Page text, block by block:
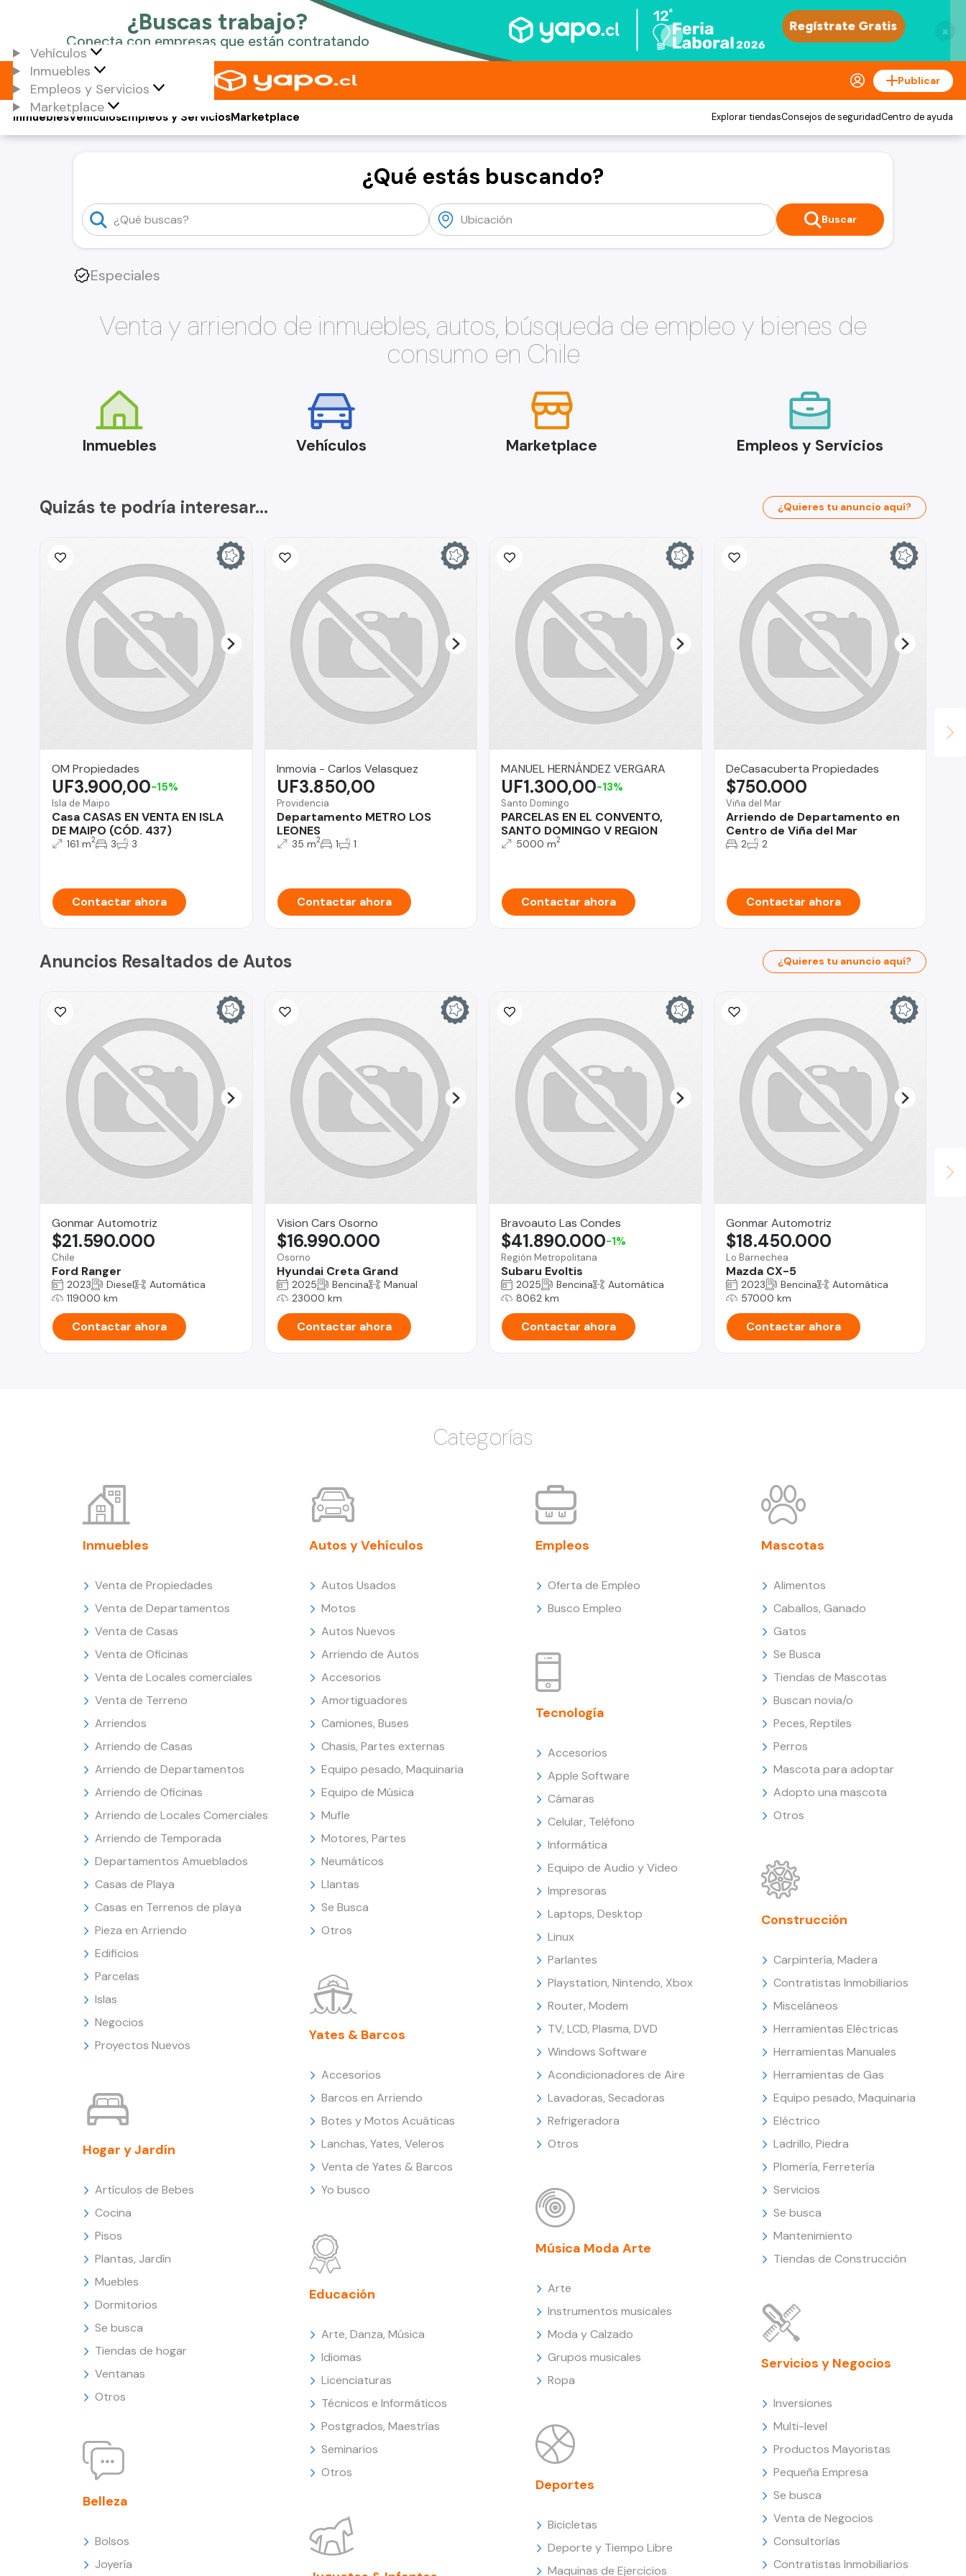
×
Vehículos
Inmuebles
Empleos y Servicios
Marketplace
Publicar
Vehículos
Inmuebles Empleos y ServiciosMarketplace Explorar tiendasConsejos de seguridadCentro de ayuda
¿Qué estás buscando?
Buscar
Especiales
Venta y arriendo de inmuebles, autos, búsqueda de empleo y bienes de
consumo en Chile
Inmuebles Vehículos Marketplace Empleos y Servicios
Quizás te podría interesar... ¿Quieres tu anuncio aquí?
OM Propiedades
Isla de Maipo
Casa CASAS EN VENTA EN ISLA
DE MAIPO (CÓD. 437)
UF3.900,00-15%
161 m2 3 3
Contactar ahora
Inmovia - Carlos Velasquez
Providencia
Departamento METRO LOS
LEONES
UF3.850,00
35 m2 1 1
Contactar ahora
MANUEL HERNÁNDEZ VERGARA
Santo Domingo
PARCELAS EN EL CONVENTO,
SANTO DOMINGO V REGION
UF1.300,00-13%
5000 m2
Contactar ahora
DeCasacuberta Propiedades
Viña del Mar
Arriendo de Departamento en
Centro de Viña del Mar
$750.000
2 2
Contactar ahora
Anuncios Resaltados de Autos ¿Quieres tu anuncio aquí?
Gonmar Automotriz
Chile
Ford Ranger
$21.590.000
2023 Diesel
Automática
119000 km
Contactar ahora
Vision Cars Osorno
Osorno
Hyundai Creta Grand
$16.990.000
2025 Bencina
Manual
23000 km
Contactar ahora
Bravoauto Las Condes
Región Metropolitana
Subaru Evoltis
$41.890.000-1%
2025 Bencina
Automática
8062 km
Contactar ahora
Gonmar Automotriz
Lo Barnechea
Mazda CX-5
$18.450.000
2023 Bencina
Automática
57000 km
Contactar ahora
Categorías
Inmuebles
Venta de Propiedades
Venta de Departamentos
Venta de Casas
Venta de Oficinas
Venta de Locales comerciales
Venta de Terreno
Arriendos
Arriendo de Casas
Arriendo de Departamentos
Arriendo de Oficinas
Arriendo de Locales Comerciales
Arriendo de Temporada
Departamentos Amueblados
Casas de Playa
Casas en Terrenos de playa
Pieza en Arriendo
Edificios
Parcelas
Islas
Negocios
Proyectos Nuevos
Hogar y Jardín
Artículos de Bebes
Cocina
Pisos
Plantas, Jardín
Muebles
Dormitorios
Se busca
Tiendas de hogar
Ventanas
Otros
Belleza
Bolsos
Joyería
Autos y Vehículos
Autos Usados
Motos
Autos Nuevos
Arriendo de Autos
Accesorios
Amortiguadores
Camiones, Buses
Chasis, Partes externas
Equipo pesado, Maquinaria
Equipo de Música
Mufle
Motores, Partes
Neumáticos
Llantas
Se Busca
Otros
Yates & Barcos
Accesorios
Barcos en Arriendo
Botes y Motos Acuáticas
Lanchas, Yates, Veleros
Venta de Yates & Barcos
Yo busco
Educación
Arte, Danza, Música
Idiomas
Licenciaturas
Técnicos e Informáticos
Postgrados, Maestrías
Seminarios
Otros
Empleos
Oferta de Empleo
Busco Empleo
Tecnología
Accesorios
Apple Software
Cámaras
Celular, Teléfono
Informática
Equipo de Audio y Video
Impresoras
Laptops, Desktop
Linux
Parlantes
Playstation, Nintendo, Xbox
Router, Modem
TV, LCD, Plasma, DVD
Windows Software
Acondicionadores de Aire
Lavadoras, Secadoras
Refrigeradora
Otros
Música Moda Arte
Arte
Instrumentos musicales
Moda y Calzado
Grupos musicales
Ropa
Deportes
Bicicletas
Deporte y Tiempo Libre
Maquinas de Ejercicios
Mascotas
Alimentos
Caballos, Ganado
Gatos
Se Busca
Tiendas de Mascotas
Buscan novia/o
Peces, Reptiles
Perros
Mascota para adoptar
Adopto una mascota
Otros
Construcción
Carpintería, Madera
Contratistas Inmobiliarios
Misceláneos
Herramientas Eléctricas
Herramientas Manuales
Herramientas de Gas
Equipo pesado, Maquinaria
Eléctrico
Ladrillo, Piedra
Plomería, Ferretería
Servicios
Se busca
Mantenimiento
Tiendas de Construcción
Servicios y Negocios
Inversiones
Multi-level
Productos Mayoristas
Pequeña Empresa
Se busca
Venta de Negocios
Consultorías
Contratistas Inmobiliarios